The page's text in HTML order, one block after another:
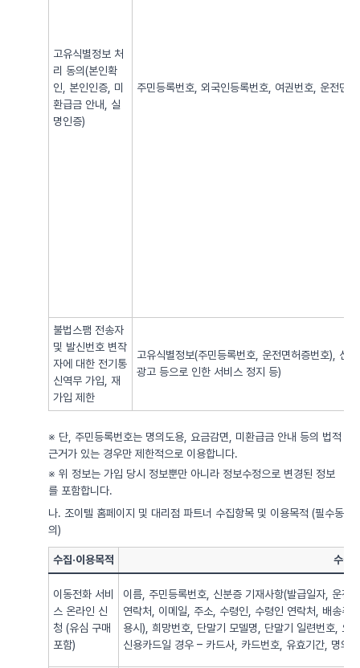
고유식별정보 처
리 동의(본인확
인, 본인인증, 미
환급금 안내, 실
명인증)
주민등록번호, 외국인등록번호, 여권번호, 운전면
불법스팸 전송자
및 발신번호 변작
자에 대한 전기통
신역무 가입, 재
가입 제한
고유식별정보(주민등록번호, 운전면허증번호), 신
광고 등으로 인한 서비스 정지 등)
※ 단, 주민등록번호는 명의도용, 요금감면, 미환급금 안내 등의 법적
근거가 있는 경우만 제한적으로 이용합니다.
※ 위 정보는 가입 당시 정보뿐만 아니라 정보수정으로 변경된 정보
를 포함합니다.
나. 조이텔 홈페이지 및 대리점 파트너 수집항목 및 이용목적 (필수동
의)
수집·이용목적 수집·
이동전화 서비
스 온라인 신
청 (유심 구매
포함)
이름, 주민등록번호, 신분증 기재사항(발급일자, 운전
연락처, 이메일, 주소, 수령인, 수령인 연락처, 배송주
용시), 희망번호, 단말기 모델명, 단말기 일련번호, 요
신용카드일 경우 – 카드사, 카드번호, 유효기간, 명의